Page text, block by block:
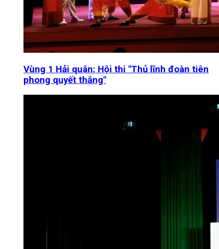
Vùng 1 Hải quân: Hội thi "Thủ lĩnh đoàn tiên
phong quyết thắng"